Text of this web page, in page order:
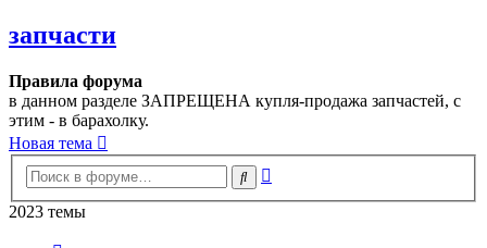
запчасти
Правила форума
в данном разделе ЗАПРЕЩЕНА купля-продажа запчастей, с
этим - в барахолку.
Новая тема
Поиск
2023 темы